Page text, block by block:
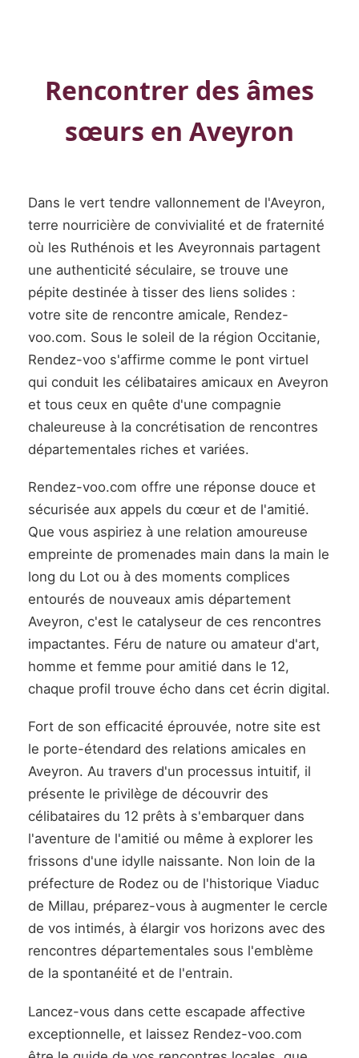
Rencontrer des âmes
sœurs en Aveyron
Dans le vert tendre vallonnement de l'Aveyron,
terre nourricière de convivialité et de fraternité
où les Ruthénois et les Aveyronnais partagent
une authenticité séculaire, se trouve une
pépite destinée à tisser des liens solides :
votre site de rencontre amicale, Rendez-
voo.com. Sous le soleil de la région Occitanie,
Rendez-voo s'affirme comme le pont virtuel
qui conduit les célibataires amicaux en Aveyron
et tous ceux en quête d'une compagnie
chaleureuse à la concrétisation de rencontres
départementales riches et variées.
Rendez-voo.com offre une réponse douce et
sécurisée aux appels du cœur et de l'amitié.
Que vous aspiriez à une relation amoureuse
empreinte de promenades main dans la main le
long du Lot ou à des moments complices
entourés de nouveaux amis département
Aveyron, c'est le catalyseur de ces rencontres
impactantes. Féru de nature ou amateur d'art,
homme et femme pour amitié dans le 12,
chaque profil trouve écho dans cet écrin digital.
Fort de son efficacité éprouvée, notre site est
le porte-étendard des relations amicales en
Aveyron. Au travers d'un processus intuitif, il
présente le privilège de découvrir des
célibataires du 12 prêts à s'embarquer dans
l'aventure de l'amitié ou même à explorer les
frissons d'une idylle naissante. Non loin de la
préfecture de Rodez ou de l'historique Viaduc
de Millau, préparez-vous à augmenter le cercle
de vos intimés, à élargir vos horizons avec des
rencontres départementales sous l'emblème
de la spontanéité et de l'entrain.
Lancez-vous dans cette escapade affective
exceptionnelle, et laissez Rendez-voo.com